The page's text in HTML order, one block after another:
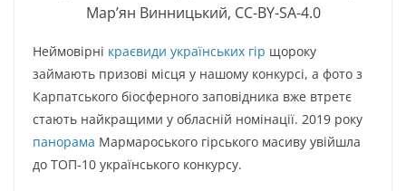
Мар’ян Винницький, CC-BY-SA-4.0
Неймовірні краєвиди українських гір щороку
займають призові місця у нашому конкурсі, а фото з
Карпатського біосферного заповідника вже втретє
стають найкращими у обласній номінації. 2019 року
панорама Мармароського гірського масиву увійшла
до ТОП-10 українського конкурсу.